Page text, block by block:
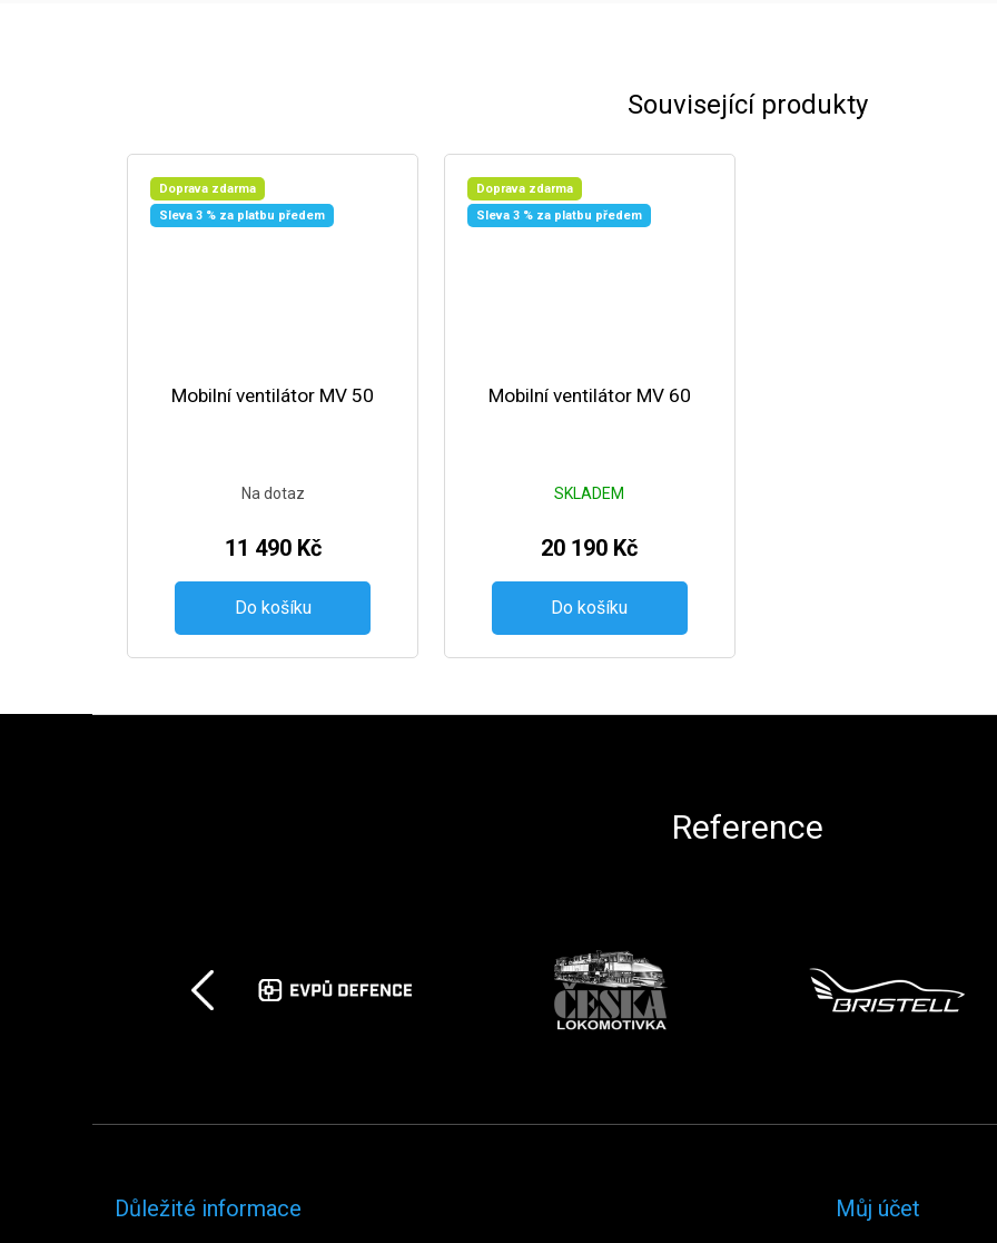
Související produkty
Doprava zdarma
Sleva 3 % za platbu předem
Mobilní ventilátor MV 50
Na dotaz
11 490 Kč
Do košíku
Doprava zdarma
Sleva 3 % za platbu předem
Mobilní ventilátor MV 60
SKLADEM
20 190 Kč
Do košíku
Reference
Důležité informace Můj účet